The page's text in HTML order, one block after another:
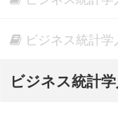
ビジネス統計
ビジネス統計